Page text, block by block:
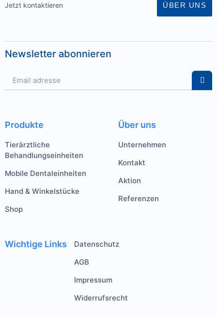
Jetzt kontaktieren ÜBER UNS
Newsletter abonnieren
Produkte
Tierärztliche
Behandlungseinheiten
Mobile Dentaleinheiten
Hand & Winkelstücke
Shop
Über uns
Unternehmen
Kontakt
Aktion
Referenzen
Wichtige Links
Datenschutz
AGB
Impressum
Widerrufsrecht